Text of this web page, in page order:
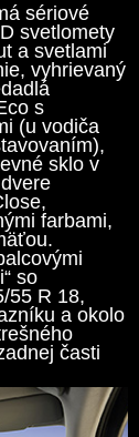
sériové
svetlomety
a svetlami
vyhrievaný
s
(u vodiča
sklo v
farbami,
so
55 R 18,
a okolo
časti